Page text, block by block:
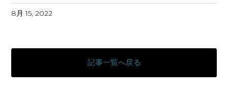
8月 15, 2022
記事一覧へ戻る